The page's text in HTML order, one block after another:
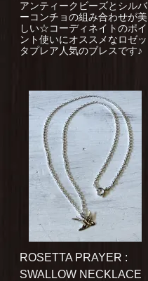
アンティークビーズとシルバ
ーコンチョの組み合わせが美
しい☆コーディネイトのポイ
ント使いにオススメなロゼッ
タプレア人気のブレスです♪
ROSETTA PRAYER :
SWALLOW NECKLACE